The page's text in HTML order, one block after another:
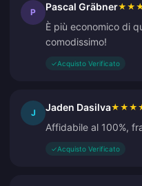
P Pascal Gräbner★ ★
È più economico di
comodissimo!
✓Acquisto Verificato
J Jaden Dasilva★ ★ ★
Affidabile al 100%,
✓Acquisto Verificato